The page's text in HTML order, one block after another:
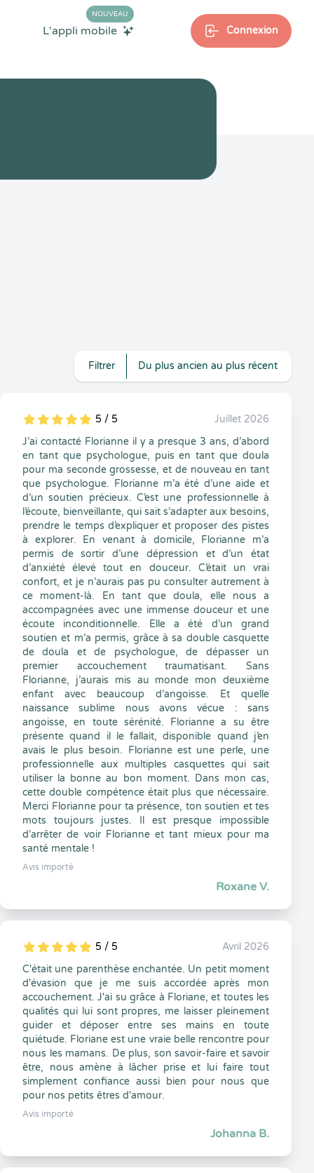
L'appli mobile
NOUVEAU
Connexion
Filtrer Du plus ancien au plus récent
5
1
5
0 5 / 5
Juillet 2026
J’ai contacté Florianne il y a presque 3 ans, d’abord
en tant que psychologue, puis en tant que doula
pour ma seconde grossesse, et de nouveau en tant
que psychologue. Florianne m’a été d’une aide et
d’un soutien précieux. C’est une professionnelle à
l’écoute, bienveillante, qui sait s’adapter aux besoins,
prendre le temps d’expliquer et proposer des pistes
à explorer. En venant à domicile, Florianne m’a
permis de sortir d’une dépression et d’un état
d’anxiété élevé tout en douceur. C’était un vrai
confort, et je n’aurais pas pu consulter autrement à
ce moment-là. En tant que doula, elle nous a
accompagnées avec une immense douceur et une
écoute inconditionnelle. Elle a été d’un grand
soutien et m’a permis, grâce à sa double casquette
de doula et de psychologue, de dépasser un
premier accouchement traumatisant. Sans
Florianne, j’aurais mis au monde mon deuxième
enfant avec beaucoup d’angoisse. Et quelle
naissance sublime nous avons vécue : sans
angoisse, en toute sérénité. Florianne a su être
présente quand il le fallait, disponible quand j’en
avais le plus besoin. Florianne est une perle, une
professionnelle aux multiples casquettes qui sait
utiliser la bonne au bon moment. Dans mon cas,
cette double compétence était plus que nécessaire.
Merci Florianne pour ta présence, ton soutien et tes
mots toujours justes. Il est presque impossible
d’arrêter de voir Florianne et tant mieux pour ma
santé mentale !
Avis importé
Roxane V.
5
1
5
0 5 / 5
Avril 2026
C'était une parenthèse enchantée. Un petit moment
d'évasion que je me suis accordée après mon
accouchement. J'ai su grâce à Floriane, et toutes les
qualités qui lui sont propres, me laisser pleinement
guider et déposer entre ses mains en toute
quiétude. Floriane est une vraie belle rencontre pour
nous les mamans. De plus, son savoir-faire et savoir
être, nous amène à lâcher prise et lui faire tout
simplement confiance aussi bien pour nous que
pour nos petits êtres d'amour.
Avis importé
Johanna B.